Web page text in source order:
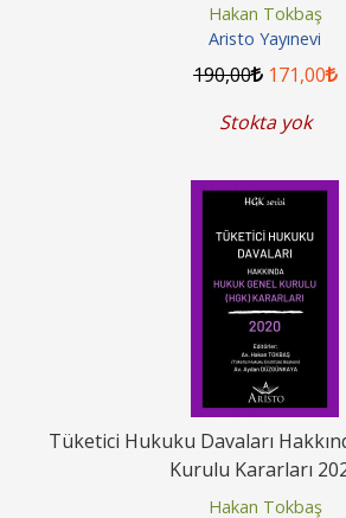
Hakan Tokbaş
Aristo Yayınevi
190,00 171,00
Stokta yok
Tüketici Hukuku Davaları
Kurulu Kararları
Hakan Tokbaş